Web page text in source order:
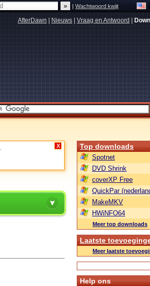
|Wachtwoord kwijt
AfterDawn Nieuws Vraag en Antwoord
X Top downloads
Spotnet
DVD Shrink
coverXP Free
QuickPar
MakeMKV
HWiNFO64
Meer top downloads
Laatste
Meer laatste
Help ons